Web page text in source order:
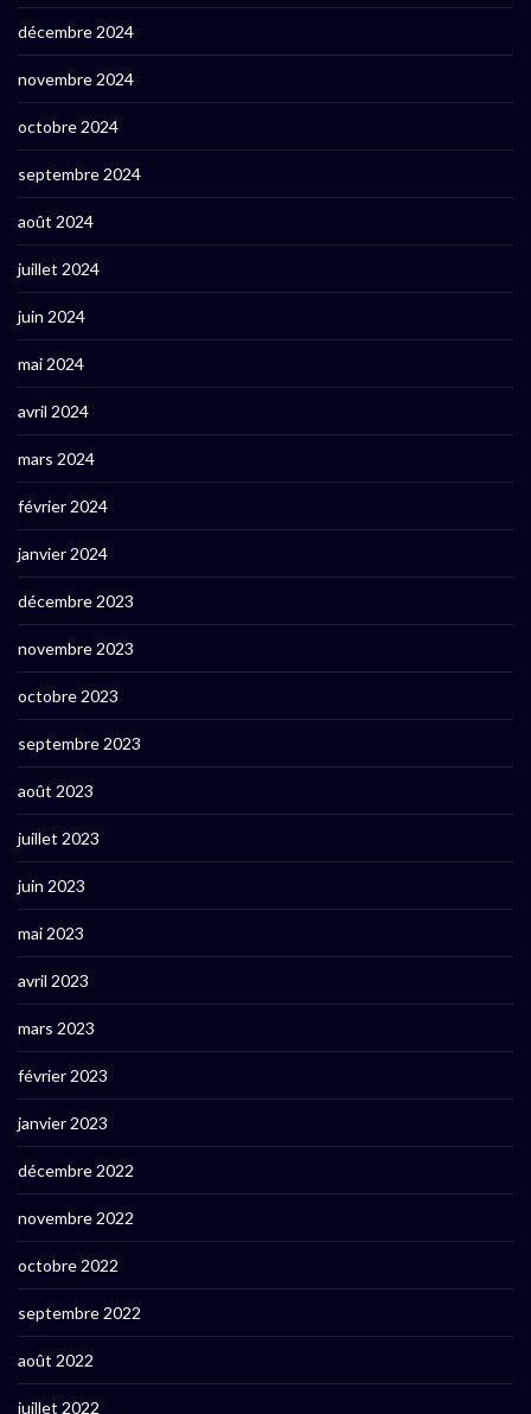
décembre 2024
novembre 2024
octobre 2024
septembre 2024
août 2024
juillet 2024
juin 2024
mai 2024
avril 2024
mars 2024
février 2024
janvier 2024
décembre 2023
novembre 2023
octobre 2023
septembre 2023
août 2023
juillet 2023
juin 2023
mai 2023
avril 2023
mars 2023
février 2023
janvier 2023
décembre 2022
novembre 2022
octobre 2022
septembre 2022
août 2022
juillet 2022